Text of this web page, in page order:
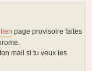
page provisoire faites
mail si tu veux les